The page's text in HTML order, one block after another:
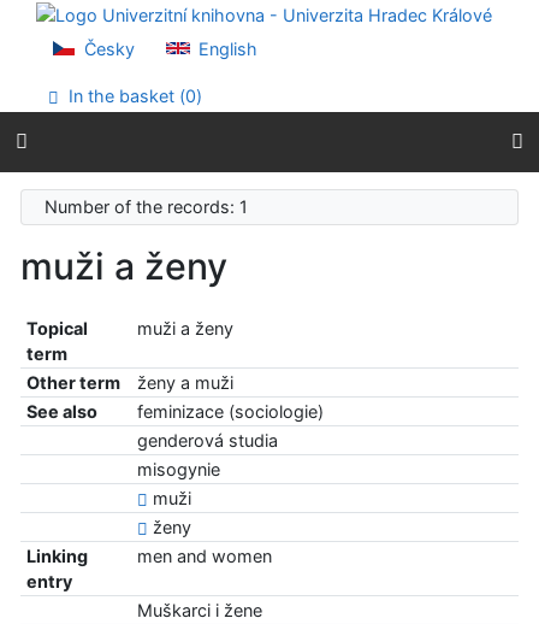
Go to content
Go to menu
Accessibility declaration
Česky English
In the basket (0)
Number of the records: 1
muži a ženy
Topical
term
muži a ženy
Other term
ženy a muži
See also
feminizace (sociologie)
genderová studia
misogynie
muži
ženy
Linking
entry
men and women
Muškarci i žene